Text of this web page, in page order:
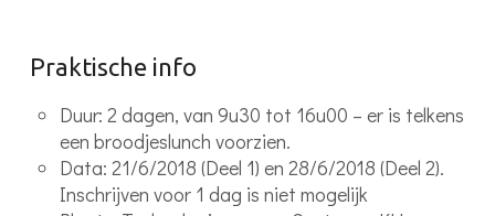
Praktische info
Duur: 2 dagen, van 9u30 tot 16u00 – er is telkens
een broodjeslunch voorzien.
Data: 21/6/2018 (Deel 1) en 28/6/2018 (Deel 2).
Inschrijven voor 1 dag is niet mogelijk